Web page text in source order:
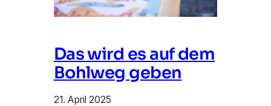
Das wird es auf dem
Bohlweg geben
21. April 2025